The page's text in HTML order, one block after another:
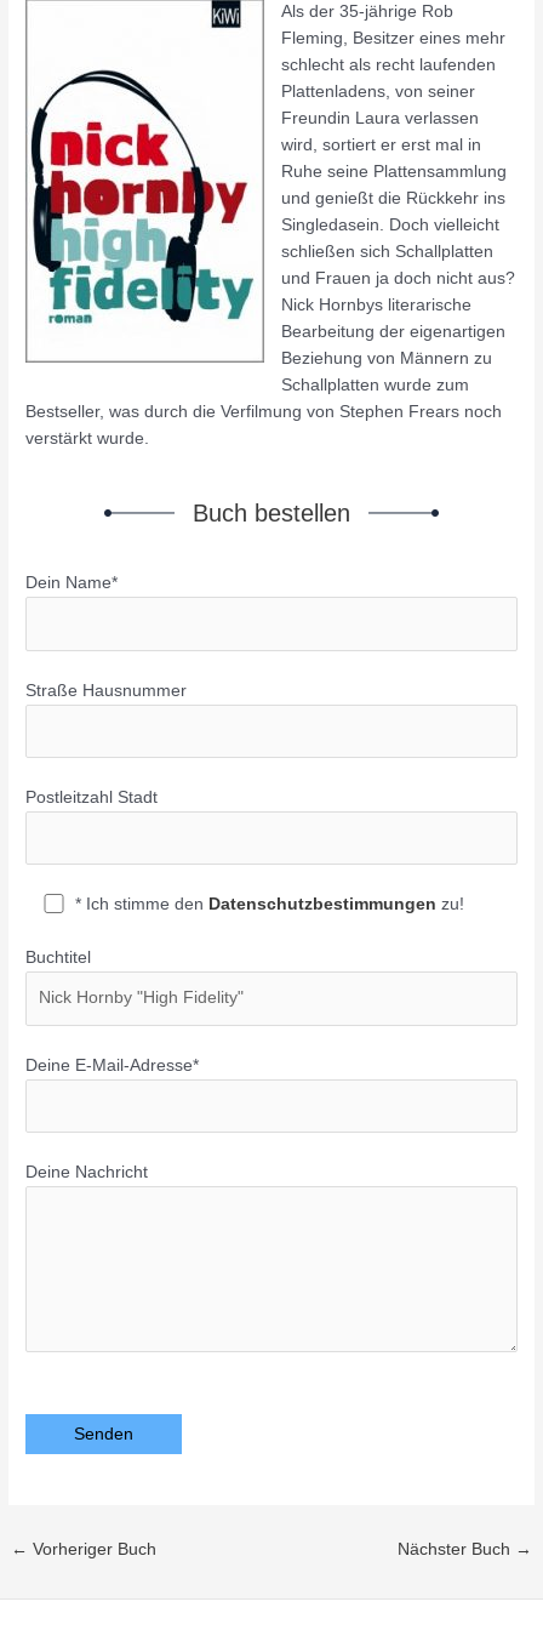
Als der 35-jährige Rob
Fleming, Besitzer eines mehr
schlecht als recht laufenden
Plattenladens, von seiner
Freundin Laura verlassen
wird, sortiert er erst mal in
Ruhe seine Plattensammlung
und genießt die Rückkehr ins
Singledasein. Doch vielleicht
schließen sich Schallplatten
und Frauen ja doch nicht aus?
Nick Hornbys literarische
Bearbeitung der eigenartigen
Beziehung von Männern zu
Schallplatten wurde zum
Bestseller, was durch die Verfilmung von Stephen Frears noch
verstärkt wurde.
Buch bestellen
Dein Name*
Straße Hausnummer
Postleitzahl Stadt
* Ich stimme den Datenschutzbestimmungen zu!
Buchtitel
Deine E-Mail-Adresse*
Deine Nachricht
Bitte lasse dieses Feld leer.
← Vorheriger Buch Nächster Buch →